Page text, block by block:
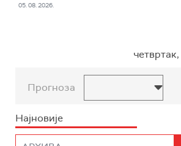
05. 08. 2026.
Прогноза
Најновије